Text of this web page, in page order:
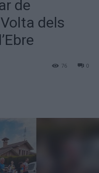
de
dels
0
76